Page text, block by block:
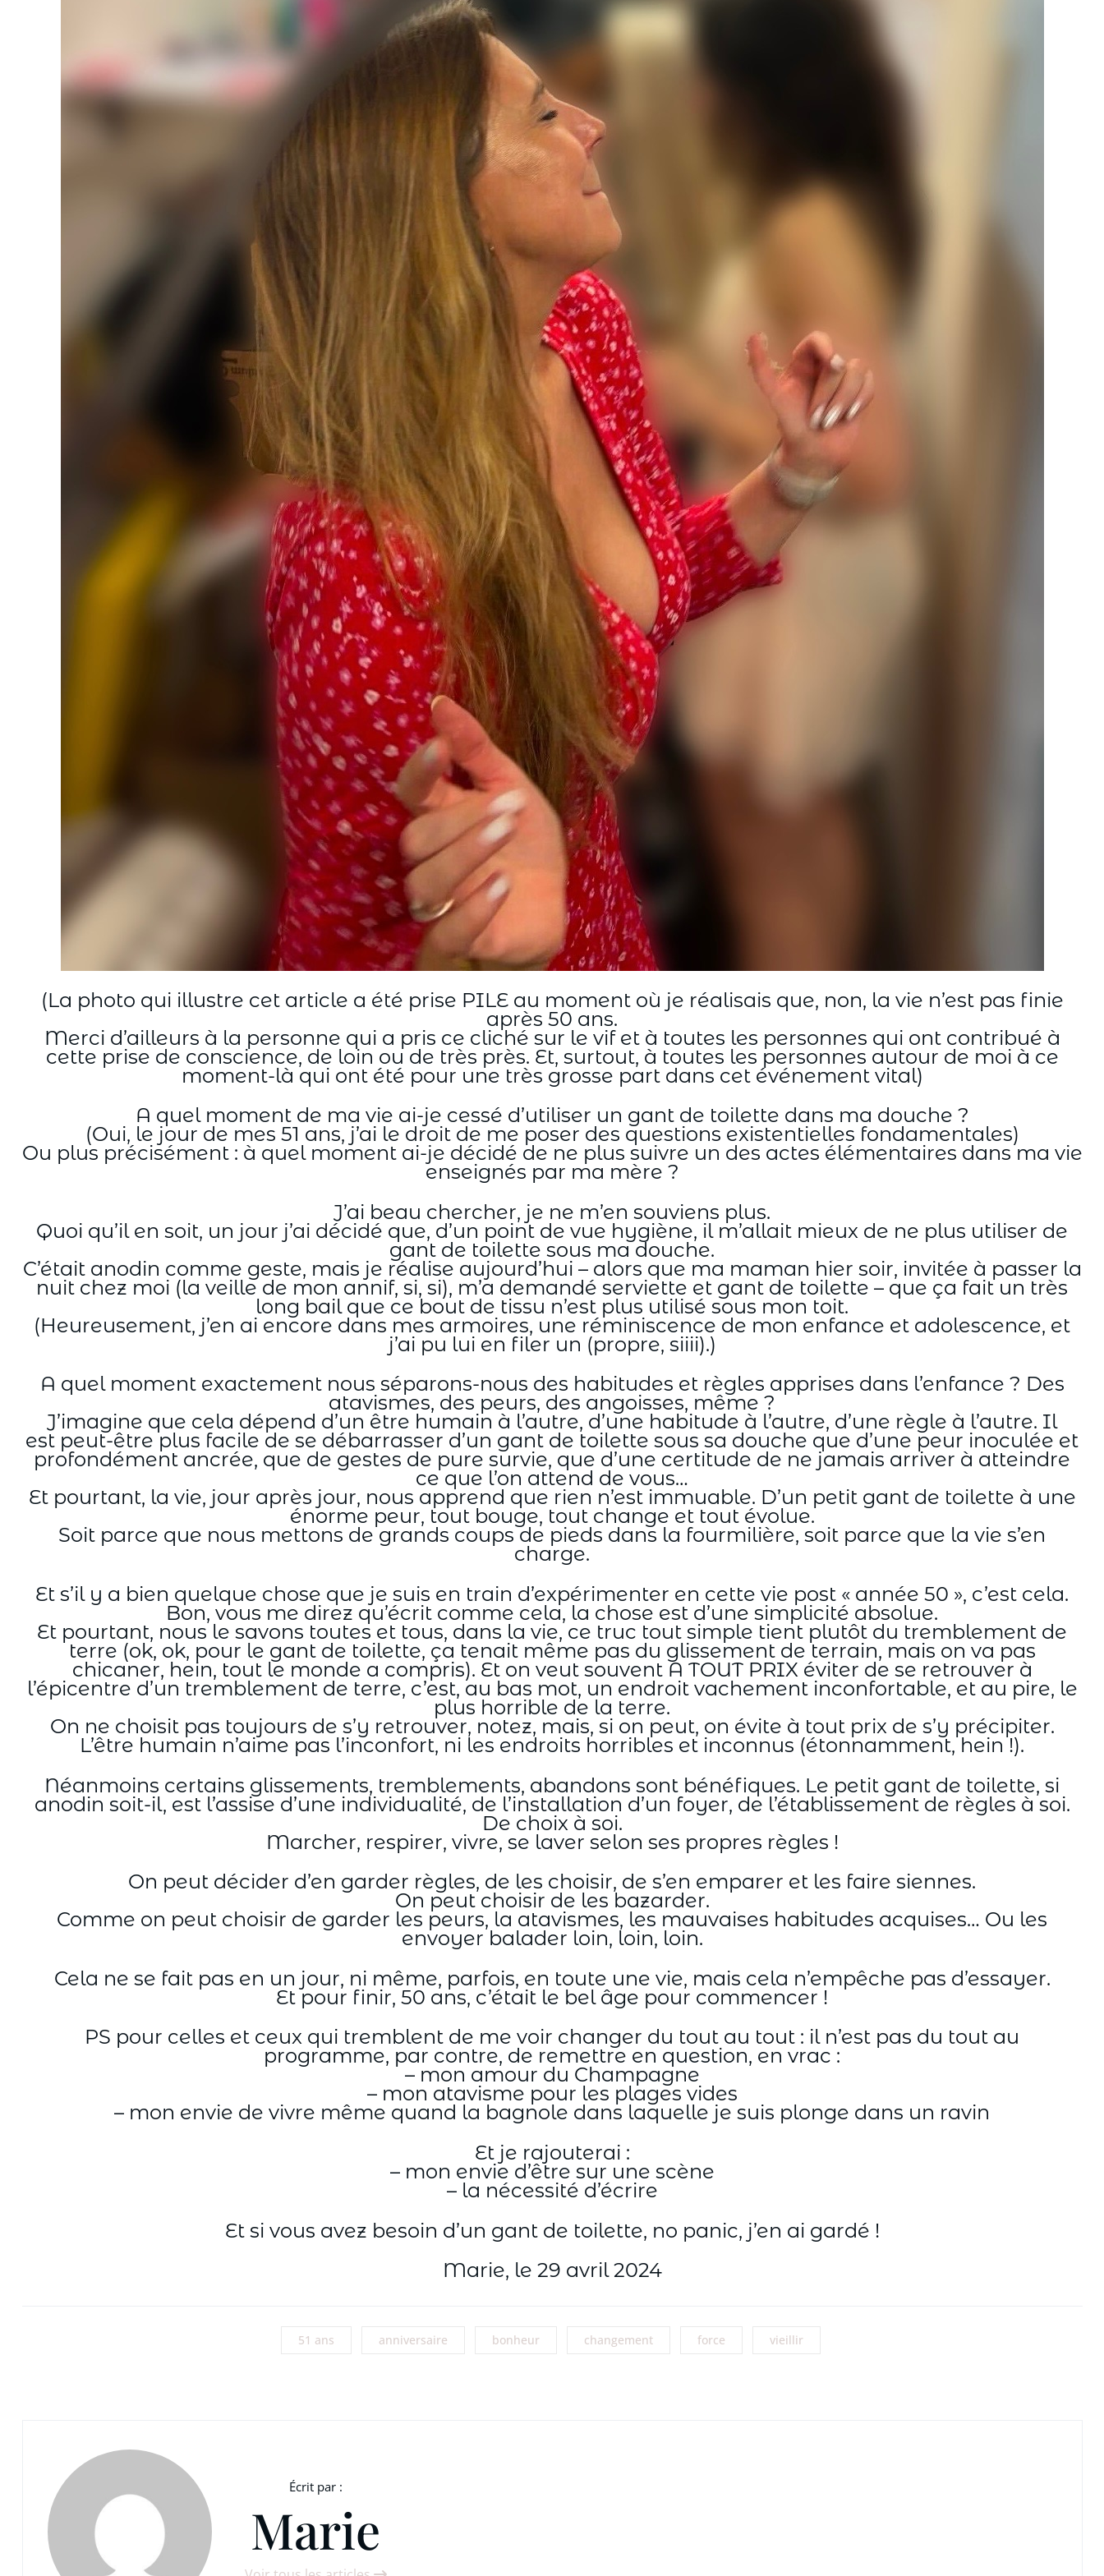
(La photo qui illustre cet article a été prise PILE au moment où je réalisais que, non, la vie n’est pas finie
après 50 ans.
Merci d’ailleurs à la personne qui a pris ce cliché sur le vif et à toutes les personnes qui ont contribué à
cette prise de conscience, de loin ou de très près. Et, surtout, à toutes les personnes autour de moi à ce
moment-là qui ont été pour une très grosse part dans cet événement vital)
A quel moment de ma vie ai-je cessé d’utiliser un gant de toilette dans ma douche ?
(Oui, le jour de mes 51 ans, j’ai le droit de me poser des questions existentielles fondamentales)
Ou plus précisément : à quel moment ai-je décidé de ne plus suivre un des actes élémentaires dans ma vie
enseignés par ma mère ?
J’ai beau chercher, je ne m’en souviens plus.
Quoi qu’il en soit, un jour j’ai décidé que, d’un point de vue hygiène, il m’allait mieux de ne plus utiliser de
gant de toilette sous ma douche.
C’était anodin comme geste, mais je réalise aujourd’hui – alors que ma maman hier soir, invitée à passer la
nuit chez moi (la veille de mon annif, si, si), m’a demandé serviette et gant de toilette – que ça fait un très
long bail que ce bout de tissu n’est plus utilisé sous mon toit.
(Heureusement, j’en ai encore dans mes armoires, une réminiscence de mon enfance et adolescence, et
j’ai pu lui en filer un (propre, siiii).)
A quel moment exactement nous séparons-nous des habitudes et règles apprises dans l’enfance ? Des
atavismes, des peurs, des angoisses, même ?
J’imagine que cela dépend d’un être humain à l’autre, d’une habitude à l’autre, d’une règle à l’autre. Il
est peut-être plus facile de se débarrasser d’un gant de toilette sous sa douche que d’une peur inoculée et
profondément ancrée, que de gestes de pure survie, que d’une certitude de ne jamais arriver à atteindre
ce que l’on attend de vous…
Et pourtant, la vie, jour après jour, nous apprend que rien n’est immuable. D’un petit gant de toilette à une
énorme peur, tout bouge, tout change et tout évolue.
Soit parce que nous mettons de grands coups de pieds dans la fourmilière, soit parce que la vie s’en
charge.
Et s’il y a bien quelque chose que je suis en train d’expérimenter en cette vie post « année 50 », c’est cela.
Bon, vous me direz qu’écrit comme cela, la chose est d’une simplicité absolue.
Et pourtant, nous le savons toutes et tous, dans la vie, ce truc tout simple tient plutôt du tremblement de
terre (ok, ok, pour le gant de toilette, ça tenait même pas du glissement de terrain, mais on va pas
chicaner, hein, tout le monde a compris). Et on veut souvent A TOUT PRIX éviter de se retrouver à
l’épicentre d’un tremblement de terre, c’est, au bas mot, un endroit vachement inconfortable, et au pire, le
plus horrible de la terre.
On ne choisit pas toujours de s’y retrouver, notez, mais, si on peut, on évite à tout prix de s’y précipiter.
L’être humain n’aime pas l’inconfort, ni les endroits horribles et inconnus (étonnamment, hein !).
Néanmoins certains glissements, tremblements, abandons sont bénéfiques. Le petit gant de toilette, si
anodin soit-il, est l’assise d’une individualité, de l’installation d’un foyer, de l’établissement de règles à soi.
De choix à soi.
Marcher, respirer, vivre, se laver selon ses propres règles !
On peut décider d’en garder règles, de les choisir, de s’en emparer et les faire siennes.
On peut choisir de les bazarder.
Comme on peut choisir de garder les peurs, la atavismes, les mauvaises habitudes acquises… Ou les
envoyer balader loin, loin, loin.
Cela ne se fait pas en un jour, ni même, parfois, en toute une vie, mais cela n’empêche pas d’essayer.
Et pour finir, 50 ans, c’était le bel âge pour commencer !
PS pour celles et ceux qui tremblent de me voir changer du tout au tout : il n’est pas du tout au
programme, par contre, de remettre en question, en vrac :
– mon amour du Champagne
– mon atavisme pour les plages vides
– mon envie de vivre même quand la bagnole dans laquelle je suis plonge dans un ravin
Et je rajouterai :
– mon envie d’être sur une scène
– la nécessité d’écrire
Et si vous avez besoin d’un gant de toilette, no panic, j’en ai gardé !
Marie, le 29 avril 2024
51 ans anniversaire bonheur changement force vieillir
Écrit par :
Marie